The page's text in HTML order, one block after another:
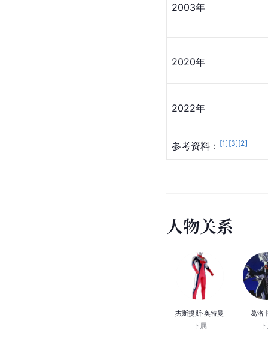
2003年
2020年
2022年
参考资料： [1] [3][2]
人物关系
杰斯提斯·奥特曼
下属
葛洛